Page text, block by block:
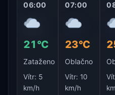
06:00
21°C
Zataženo
Vítr: 5
km/h
07:00
23°C
Oblačno
Vítr: 10
km/h